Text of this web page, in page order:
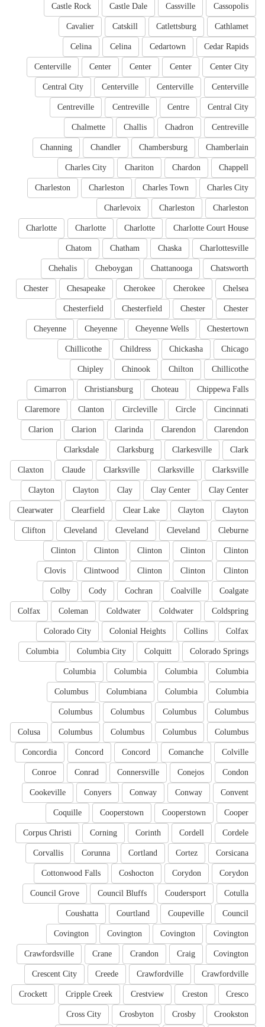
Cassopolis
Cassville
Castle Dale
Castle Rock
Cathlamet
Catlettsburg
Catskill
Cavalier
Cedar Rapids
Cedartown
Celina
Celina
Center City
Center
Center
Center
Centerville
Centerville
Centerville
Centerville
Central City
Central City
Centre
Centreville
Centreville
Centreville
Chadron
Challis
Chalmette
Chamberlain
Chambersburg
Chandler
Channing
Chappell
Chardon
Chariton
Charles City
Charles City
Charles Town
Charleston
Charleston
Charleston
Charleston
Charlevoix
Charlotte Court House
Charlotte
Charlotte
Charlotte
Charlottesville
Chaska
Chatham
Chatom
Chatsworth
Chattanooga
Cheboygan
Chehalis
Chelsea
Cherokee
Cherokee
Chesapeake
Chester
Chester
Chester
Chesterfield
Chesterfield
Chestertown
Cheyenne Wells
Cheyenne
Cheyenne
Chicago
Chickasha
Childress
Chillicothe
Chillicothe
Chilton
Chinook
Chipley
Chippewa Falls
Choteau
Christiansburg
Cimarron
Cincinnati
Circle
Circleville
Clanton
Claremore
Clarendon
Clarendon
Clarinda
Clarion
Clarion
Clark
Clarkesville
Clarksburg
Clarksdale
Clarksville
Clarksville
Clarksville
Claude
Claxton
Clay Center
Clay Center
Clay
Clayton
Clayton
Clayton
Clayton
Clear Lake
Clearfield
Clearwater
Cleburne
Cleveland
Cleveland
Cleveland
Clifton
Clinton
Clinton
Clinton
Clinton
Clinton
Clinton
Clinton
Clinton
Clintwood
Clovis
Coalgate
Coalville
Cochran
Cody
Colby
Coldspring
Coldwater
Coldwater
Coleman
Colfax
Colfax
Collins
Colonial Heights
Colorado City
Colorado Springs
Colquitt
Columbia City
Columbia
Columbia
Columbia
Columbia
Columbia
Columbia
Columbia
Columbiana
Columbus
Columbus
Columbus
Columbus
Columbus
Columbus
Columbus
Columbus
Columbus
Colusa
Colville
Comanche
Concord
Concord
Concordia
Condon
Conejos
Connersville
Conrad
Conroe
Convent
Conway
Conway
Conyers
Cookeville
Cooper
Cooperstown
Cooperstown
Coquille
Cordele
Cordell
Corinth
Corning
Corpus Christi
Corsicana
Cortez
Cortland
Corunna
Corvallis
Corydon
Corydon
Coshocton
Cottonwood Falls
Cotulla
Coudersport
Council Bluffs
Council Grove
Council
Coupeville
Courtland
Coushatta
Covington
Covington
Covington
Covington
Covington
Craig
Crandon
Crane
Crawfordsville
Crawfordville
Crawfordville
Creede
Crescent City
Cresco
Creston
Crestview
Cripple Creek
Crockett
Crookston
Crosby
Crosbyton
Cross City